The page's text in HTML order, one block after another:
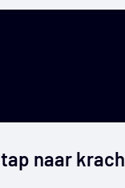
naar